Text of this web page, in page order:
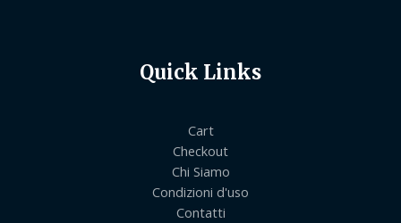
Quick Links
Cart
Checkout
Chi Siamo
Condizioni d'uso
Contatti